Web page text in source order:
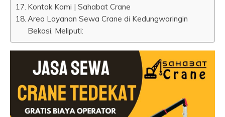
Kontak Kami | Sahabat Crane
Area Layanan Sewa Crane di Kedungwaringin
Bekasi, Meliputi: